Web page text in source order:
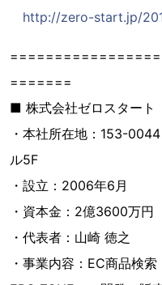
http://zero-start.jp/
=======
■ 株式会社ゼロスタート
・本社所在地：153-
ル5F
・設立：2006年6月
・資本金：2億3600万円
・代表者：山崎 徳之
・事業内容：EC商品検